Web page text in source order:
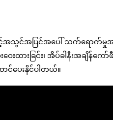
င်အပြင်အပေါ် သက်ရောက်မှုအ
ထားခြင်း၊ အိပ်ခါနီးအချိန်ကေ
င်ပေးနိုင်ပါတယ်။